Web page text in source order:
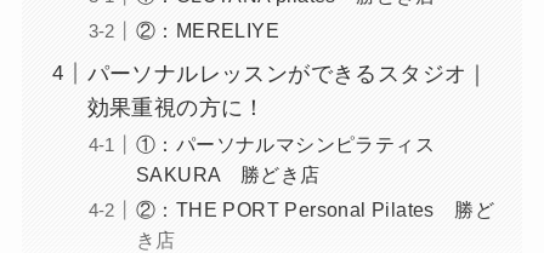
②：MERELIYE
パーソナルレッスンができるスタジオ｜
効果重視の方に！
①：パーソナルマシンピラティス
SAKURA 勝どき店
②：THE PORT Personal Pilates 勝ど
き店